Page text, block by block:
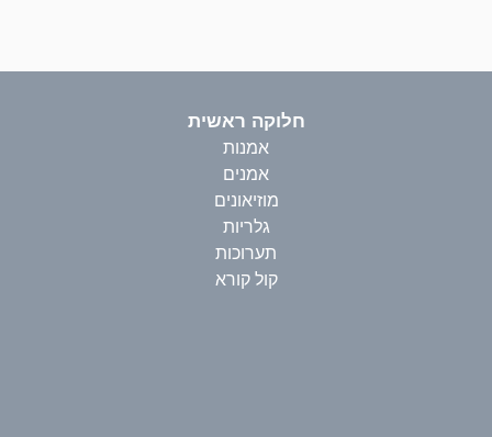
חלוקה ראשית
אמנות
אמנים
מוזיאונים
גלריות
תערוכות
קול קורא